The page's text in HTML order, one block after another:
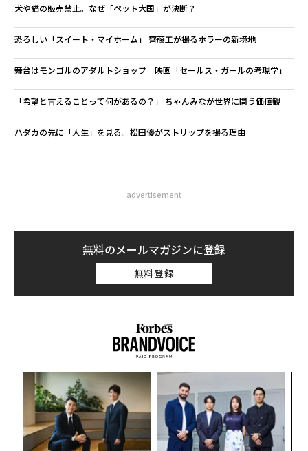
犬や猫の販売禁止。なぜ「ペット大国」が決断？
恐ろしい「スイート・マイホーム」 齊藤工が撮るホラーの新境地
舞台はモンゴルのアダルトショップ 映画「セールス・ガールの考現学」
「希望と言えることって何があるの？」 ちゃんみなが世界に問う価値観
ハダカの先に「人生」を見る。松田優がストリップを撮る理由
advertisement
無料のメールマガジンに登録
無料登録